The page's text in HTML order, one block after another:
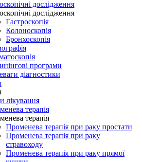
дослідження
дослідження
Гастроскопія
Колоноскопія
Бронхоскопія
програми
діагностики
лікування
терапія
терапія
Променева терапія при раку простати
Променева терапія при раку
стравоходу
Променева терапія при раку прямої